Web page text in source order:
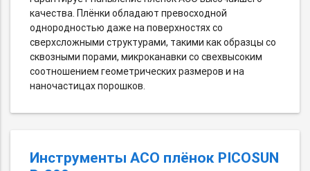
качества. Плёнки обладают превосходной
однородностью даже на поверхностях со
сверхсложными структурами, такими как образцы со
сквозными порами, микроканавки со свехвысоким
соотношением геометрических размеров и на
наночастицах порошков.
Инструменты АСО плёнок PICOSUN